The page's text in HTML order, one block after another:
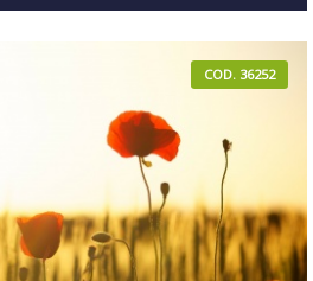
COD. 36252